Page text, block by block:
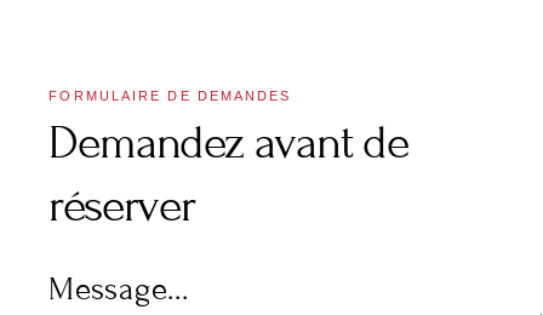
FORMULAIRE DE DEMANDES
Demandez avant de
réserver